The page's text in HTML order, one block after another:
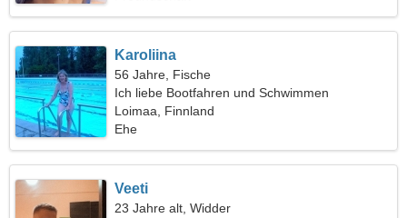
Karoliina
56 Jahre, Fische
Ich liebe Bootfahren und Schwimmen
Loimaa, Finnland
Ehe
Veeti
23 Jahre alt, Widder